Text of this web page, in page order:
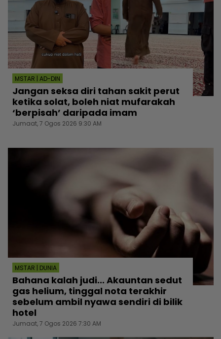
MSTAR | AD-DIN
Jangan seksa diri tahan sakit perut
ketika solat, boleh niat mufarakah
‘berpisah’ daripada imam
Jumaat, 7 Ogos 2026 9:30 AM
MSTAR | DUNIA
Bahana kalah judi... Akauntan sedut
gas helium, tinggal nota terakhir
sebelum ambil nyawa sendiri di bilik
hotel
Jumaat, 7 Ogos 2026 7:30 AM